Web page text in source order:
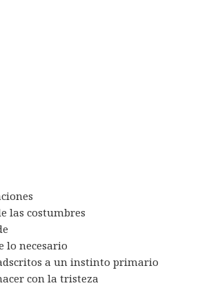
las costumbres
lo necesario
a un instinto primario
con la tristeza